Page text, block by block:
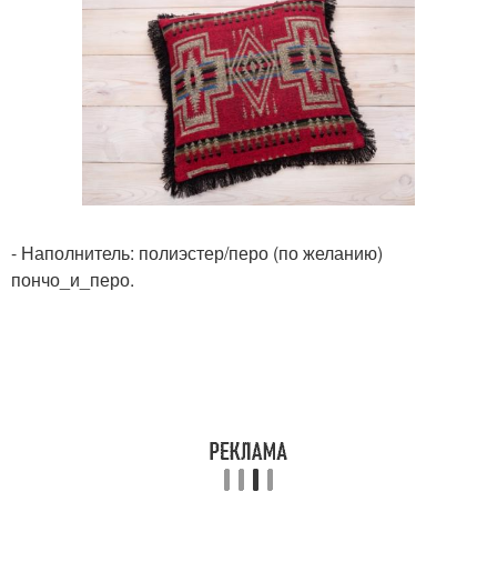
- Наполнитель: полиэстер/перо (по желанию)
пончо_и_перо.